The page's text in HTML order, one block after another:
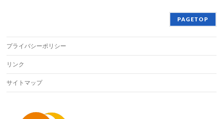
PAGETOP
プライバシーポリシー
リンク
サイトマップ